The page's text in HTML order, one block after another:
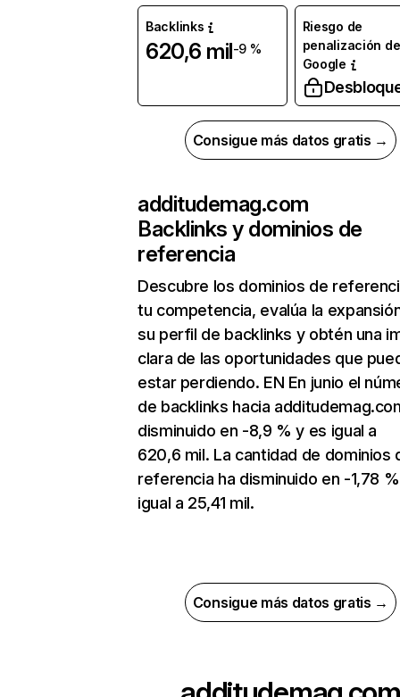
Backlinks
620,6 mil-9 %
Riesgo de
penalización de
Google
Consigue más datos gratis →
additudemag.com
Backlinks y dominios de
referencia
Descubre los dominios de
tu competencia, evalúa la
su perfil de backlinks y obtén una
clara de las oportunidades que
estar perdiendo. EN En junio el
de backlinks hacia
disminuido en -8,9 % y es igual a
620,6 mil. La cantidad de dominios
referencia ha disminuido en -1,78
igual a 25,41 mil.
Consigue más datos gratis →